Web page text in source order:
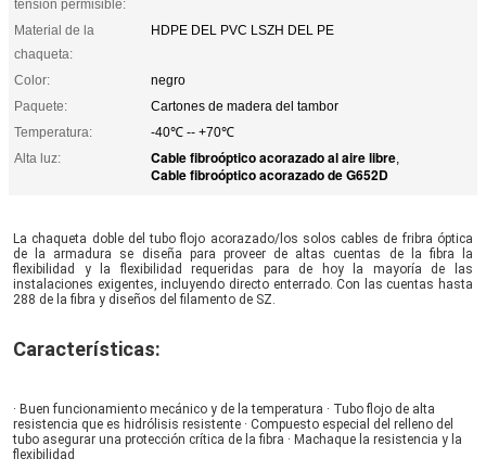
tensión permisible:
Material de la
chaqueta:
HDPE DEL PVC LSZH DEL PE
Color:
negro
Paquete:
Cartones de madera del tambor
Temperatura:
-40℃ -- +70℃
Alta luz:
Cable fibroóptico acorazado al aire libre,
Cable fibroóptico acorazado de G652D
La chaqueta doble del tubo flojo acorazado/los solos cables de fribra óptica
de la armadura se diseña para proveer de altas cuentas de la fibra la
flexibilidad y la flexibilidad requeridas para de hoy la mayoría de las
instalaciones exigentes, incluyendo directo enterrado. Con las cuentas hasta
288 de la fibra y diseños del filamento de SZ.
Características:
· Buen funcionamiento mecánico y de la temperatura · Tubo flojo de alta
resistencia que es hidrólisis resistente · Compuesto especial del relleno del
tubo asegurar una protección crítica de la fibra · Machaque la resistencia y la
flexibilidad